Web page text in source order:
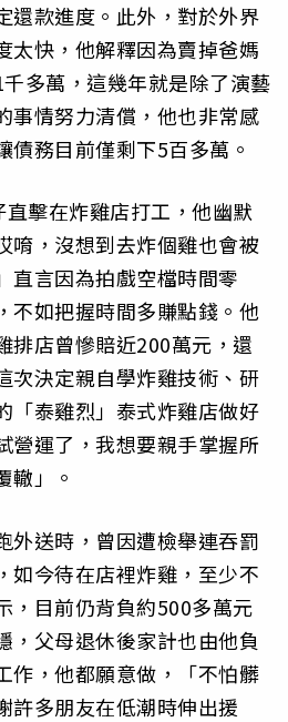
還款進度。此外，對於外界
太快，他解釋因為賣掉爸媽
多萬，這幾年就是除了演藝
事情努力清償，他也非常感
債務目前僅剩下5百多萬。
擊在炸雞店打工，他幽默
唷，沒想到去炸個雞也會被
直言因為拍戲空檔時間零
不如把握時間多賺點錢。他
排店曾慘賠近200萬元，還
次決定親自學炸雞技術、研
「泰雞烈」泰式炸雞店做好
營運了，我想要親手掌握所
轍」。
外送時，曾因遭檢舉連吞罰
如今待在店裡炸雞，至少不
，目前仍背負約500多萬元
，父母退休後家計也由他負
作，他都願意做，「不怕髒
許多朋友在低潮時伸出援